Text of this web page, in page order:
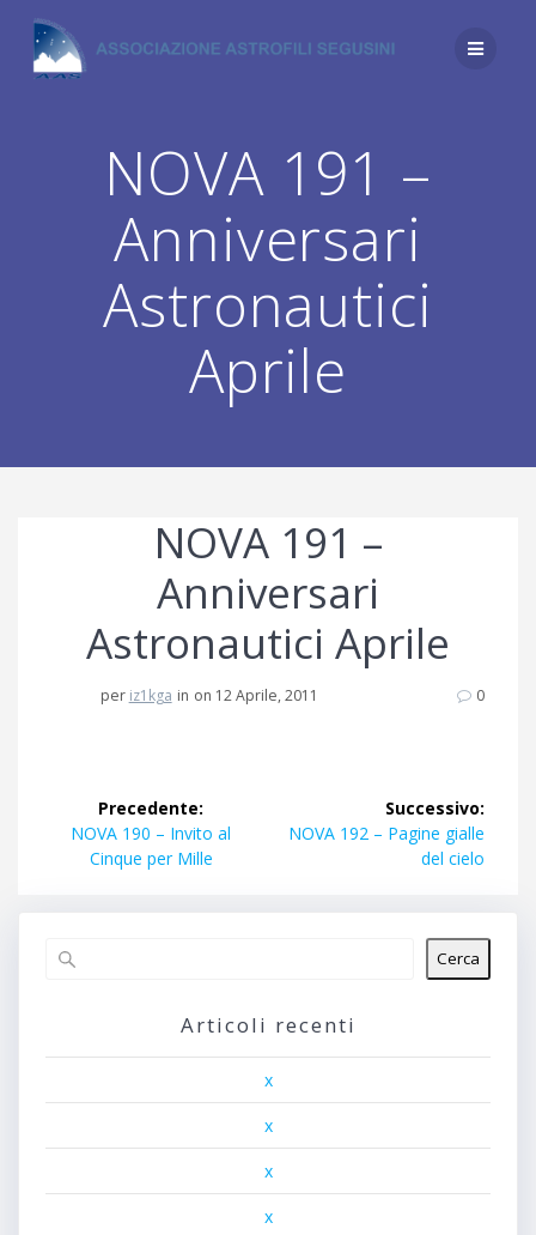
contenuto
NOVA 191 –
Anniversari
Astronautici
Aprile
NOVA 191 –
Anniversari
Astronautici Aprile
per iz1kga in on 12 Aprile, 2011 0
Navigazione
articoli
Precedente:
Articolo
precedente:
NOVA 190 – Invito al
Cinque per Mille
Successivo:
Articolo
NOVA 192 – Pagine gialle
del cielo
Cerca
Articoli recenti
x
x
x
x